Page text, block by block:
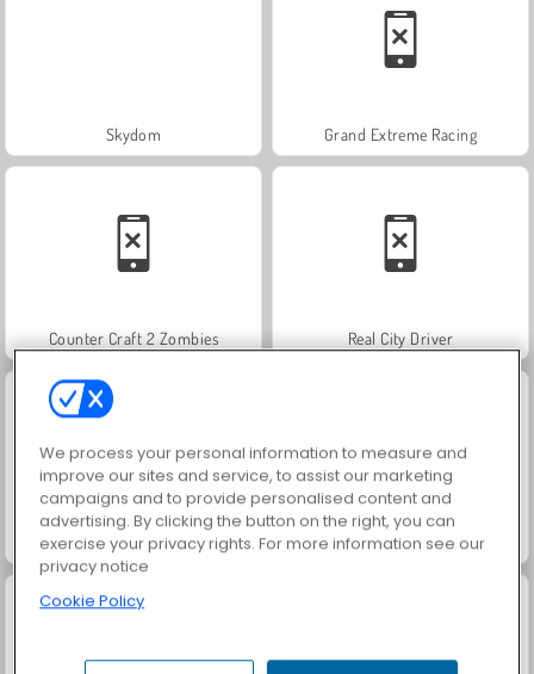
Skydom Grand Extreme Racing
Counter Craft 2 Zombies Real City Driver
Poza drogą V6 Farmer 3D
We process your personal information to measure and
improve our sites and service, to assist our marketing
campaigns and to provide personalised content and
advertising. By clicking the button on the right, you can
exercise your privacy rights. For more information see our
privacy notice
Cookie Policy